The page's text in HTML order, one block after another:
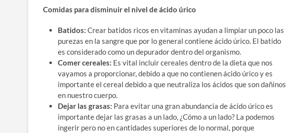
Comidas para disminuir el nivel de ácido úrico
Batidos: Crear batidos ricos en vitaminas ayudan a limpiar un poco las
purezas en la sangre que por lo general contiene ácido úrico. El batido
es considerado como un depurador dentro del organismo.
Comer cereales: Es vital incluir cereales dentro de la dieta que nos
vayamos a proporcionar, debido a que no contienen ácido úrico y es
importante el cereal debido a que neutraliza los ácidos que son dañinos
en nuestro cuerpo.
Dejar las grasas: Para evitar una gran abundancia de ácido úrico es
importante dejar las grasas a un lado, ¿Cómo a un lado? La podemos
ingerir pero no en cantidades superiores de lo normal, porque